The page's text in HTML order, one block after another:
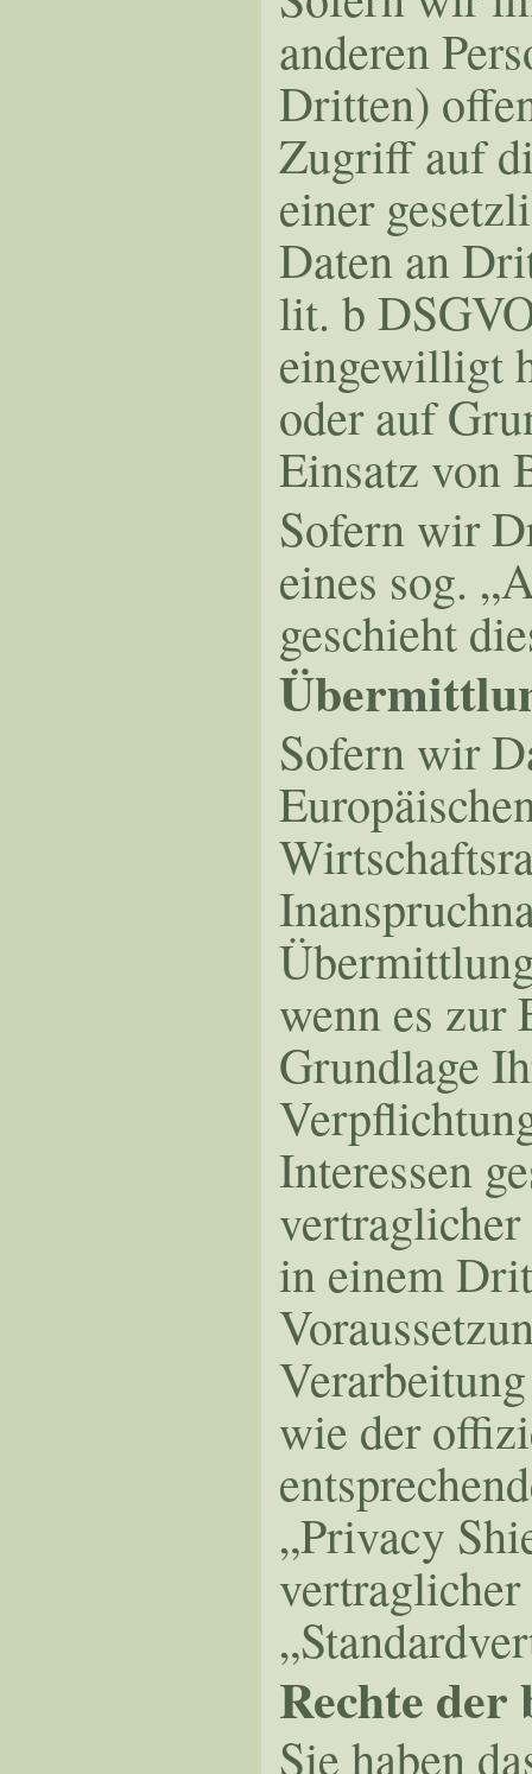
anderen
Dritten)
Zugriff auf
einer
Daten an
lit. b
eingewilligt
oder auf
Einsatz von
Sofern wir
eines sog.
geschieht
Sofern wir
wenn es zur
Grundlage
Interessen
in einem
wie der
„Privacy
Rechte der
Sie haben